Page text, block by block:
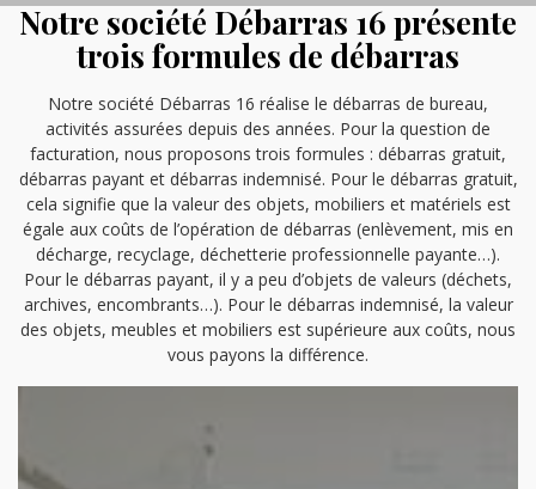
Notre société Débarras 16 présente
trois formules de débarras
Notre société Débarras 16 réalise le débarras de bureau,
activités assurées depuis des années. Pour la question de
facturation, nous proposons trois formules : débarras gratuit,
débarras payant et débarras indemnisé. Pour le débarras gratuit,
cela signifie que la valeur des objets, mobiliers et matériels est
égale aux coûts de l’opération de débarras (enlèvement, mis en
décharge, recyclage, déchetterie professionnelle payante…).
Pour le débarras payant, il y a peu d’objets de valeurs (déchets,
archives, encombrants…). Pour le débarras indemnisé, la valeur
des objets, meubles et mobiliers est supérieure aux coûts, nous
vous payons la différence.